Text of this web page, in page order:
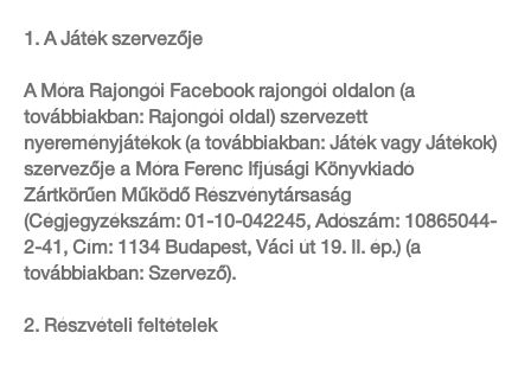
1. A Játék szervezője
A Móra Rajongói Facebook rajongói oldalon (a
továbbiakban: Rajongói oldal) szervezett
nyereményjátékok (a továbbiakban: Játék vagy Játékok)
szervezője a Móra Ferenc Ifjúsági Könyvkiadó
Zártkörűen Működő Részvénytársaság
(Cégjegyzékszám: 01-10-042245, Adószám: 10865044-
2-41, Cím: 1134 Budapest, Váci út 19. II. ép.) (a
továbbiakban: Szervező).
2. Részvételi feltételek